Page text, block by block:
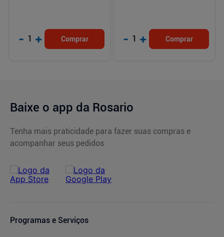
- 1 + Comprar - 1 + Comprar
Baixe o app da Rosario
Tenha mais praticidade para fazer suas compras e
acompanhar seus pedidos
Programas e Serviços